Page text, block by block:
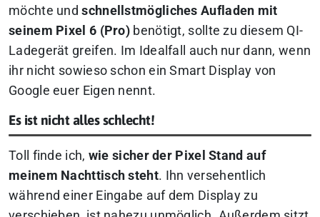
möchte undschnellstmögliches Aufladen mit
seinem Pixel 6 (Pro) benötigt, sollte zu diesem QI-
Ladegerät greifen. Im Idealfall auch nur dann, wenn
ihr nicht sowieso schon ein Smart Display von
Google euer Eigen nennt.
Es ist nicht alles schlecht!
Toll finde ich, wie sicher der Pixel Stand auf
meinem Nachttisch steht. Ihn versehentlich
während einer Eingabe auf dem Display zu